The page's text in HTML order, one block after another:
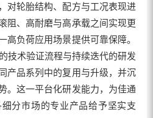
对轮胎结构、配方与工况表现进
阻、高耐磨与高承载之间实现更
高负荷应用场景提供可靠保障。
技术验证流程与持续迭代的研发
产品系列中的复用与升级，并沉
。这一平台化研发能力，为佳通
分市场的专业产品给予坚实支